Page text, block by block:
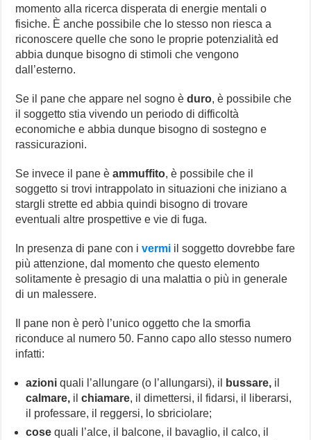
momento alla ricerca disperata di energie mentali o
fisiche. È anche possibile che lo stesso non riesca a
riconoscere quelle che sono le proprie potenzialità ed
abbia dunque bisogno di stimoli che vengono
dall’esterno.
Se il pane che appare nel sogno è duro, è possibile che
il soggetto stia vivendo un periodo di difficoltà
economiche e abbia dunque bisogno di sostegno e
rassicurazioni.
Se invece il pane èammuffito, è possibile che il
soggetto si trovi intrappolato in situazioni che iniziano a
stargli strette ed abbia quindi bisogno di trovare
eventuali altre prospettive e vie di fuga.
In presenza di pane con ivermi il soggetto dovrebbe fare
più attenzione, dal momento che questo elemento
solitamente è presagio di una malattia o più in generale
di un malessere.
Il pane non è però l’unico oggetto che la smorfia
riconduce al numero 50. Fanno capo allo stesso numero
infatti:
azioni quali l’allungare (o l’allungarsi), il bussare, il
calmare, il chiamare, il dimettersi, il fidarsi, il liberarsi,
il professare, il reggersi, lo sbriciolare;
cose quali l’alce, il balcone, il bavaglio, il calco, il